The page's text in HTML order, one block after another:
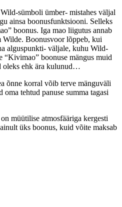
sümboli ümber- mistahes väljal
ainsa boonusfunktsiooni. Selleks
boonus. Iga mao liigutus annab
Wilde. Boonusvoor lõppeb, kui
alguspunkti- väljale, kuhu Wild-
“Kivimao” boonuse mängus muid
oleks ehk ära kulunud…
õnne korral võib terve mänguväli
tehtud panuse summa tagasi
müütilise atmosfääriga kergesti
üks boonus, kuid võite maksab